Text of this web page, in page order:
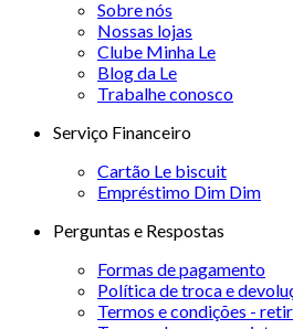
Sobre nós
Nossas lojas
Clube Minha Le
Blog da Le
Trabalhe conosco
Serviço Financeiro
Cartão Le biscuit
Empréstimo Dim Dim
Perguntas e Respostas
Formas de pagamento
Política de troca e
Termos e condições -